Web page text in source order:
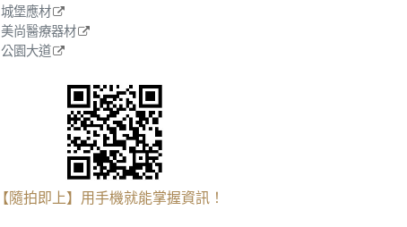
城堡應材
美尚醫療器材
公園大道
【隨拍即上】用手機就能掌握資訊！